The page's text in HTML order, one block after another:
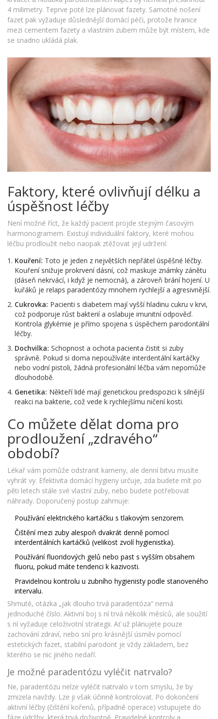
4 milimetry. Teprve poté lze plánovat fazety. Samotné nošení
fazet pak vyžaduje důslednější domácí péči, protože hranice
mezi cementem fazety a vlastním zubem může být místem, kde
se snadno ukládá plak.
Faktory, které ovlivňují délku a
úspěšnost léčby
Není možné říct, že každý pacient projde stejným časovým
harmonogramem. Existují individuální faktory, které mohou
léčbu prodloužit nebo naopak ztěžovat její udržení:
Kouření: Toto je jeden z největších nepřátel úspěšné léčby.
Kouření snižuje prokrvení dásní, což maskuje známky zánětu
(dáseň nekrvácí, i když je nemocná), a zároveň brání hojení. U
kuřáků je relaps paradentózy mnohem rychlejší a agresivnější.
Cukrovka: Pacienti s diabetem mají vyšší hladinu cukru v krvi,
což podporuje růst bakterií a oslabuje imunitní odpověď.
Kontrola glykémie je přímo spojena s úspěchem parodontální
léčby.
Dochvilka: Schopnost a ochota pacienta čistit si zuby
správně. Pokud si doma nepoužíváte interdentální kartáčky
nebo vodní pistoli, žádná profesionální léčba vám nepomůže
dlouhodobě.
Genetika: Někteří lidé mají genetickou predispozici k silnější
reakci na bakterie, což vede k rychlejšímu ničení kosti.
Co můžete dělat doma pro
prodloužení „zdravého“
období?
Lékař vám pomůže odstranit kameny, ale denní bitvu musíte
vyhrát vy. Efektivita domácí hygieny určuje, zda budete mít po
pěti letech stále své vlastní zuby, nebo budete potřebovat
náhrady. Doporučený postup zahrnuje:
Používání elektrického kartáčku s tlakovým senzorem.
Čištění mezi zuby alespoň dvakrát denně pomocí
interdentálních kartáčků (velikost zvolí hygienistka).
Používání fluoridových gelů nebo past s vyšším obsahem
fluoru, pokud máte tendenci k kazivosti.
Pravidelnou kontrolu u zubního hygienisty podle stanoveného
intervalu.
Shrnutě, otázka „jak dlouho trvá paradentóza“ nemá
jednoduché číslo. Aktivní boj s ní trvá několik měsíců, ale soužití
s ní vyžaduje celoživotní strategii. Ať už plánujete pouze
zachování zdraví, nebo sní pro krásnější úsměv pomocí
estetických fazet, stabilní parodont je vždy základem, bez
kterého se nic jiného nedaří.
Je možné paradentózu vyléčit natrvalo?
Ne, paradentózu nelze vyléčit natrvalo v tom smyslu, že by
zmizela navždy. Lze ji však účinně kontrolovat. Po dokončení
aktivní léčby (čištění kořenů, případně operace) vstupujete do